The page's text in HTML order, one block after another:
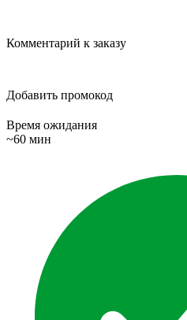
Комментарий к заказу
Добавить промокод
Время ожидания
~60 мин